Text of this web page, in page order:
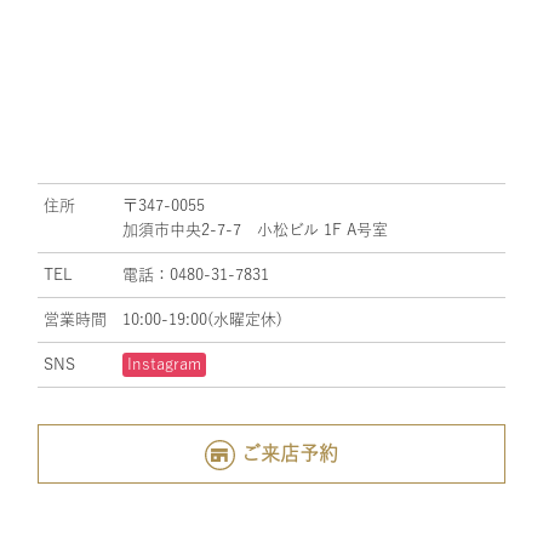
住所
〒347-0055
加須市中央2-7-7 小松ビル 1F A号室
TEL 電話：0480-31-7831
営業時間 10:00-19:00(水曜定休)
SNS Instagram
ご来店予約